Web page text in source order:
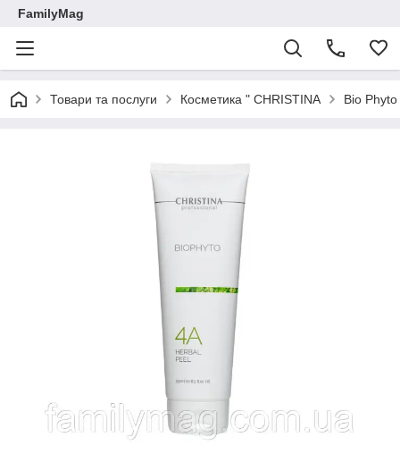
FamilyMag
Товари та послуги Косметика " CHRISTINA Bio Phyto